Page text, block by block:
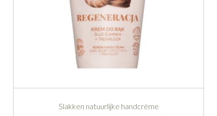
Slakken natuurlijke handcrème